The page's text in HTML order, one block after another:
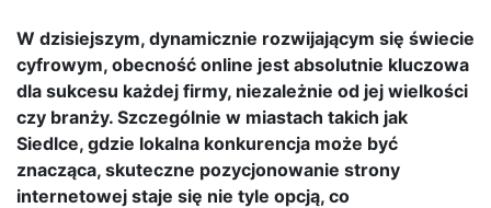
W dzisiejszym, dynamicznie rozwijającym się świecie
cyfrowym, obecność online jest absolutnie kluczowa
dla sukcesu każdej firmy, niezależnie od jej wielkości
czy branży. Szczególnie w miastach takich jak
Siedlce, gdzie lokalna konkurencja może być
znacząca, skuteczne pozycjonowanie strony
internetowej staje się nie tyle opcją, co